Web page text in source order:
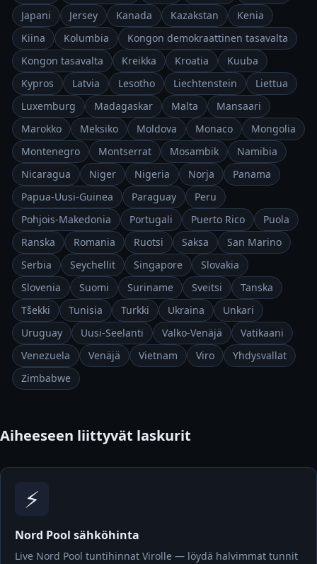
Japani
Jersey Kanada Kazakstan
Kenia
Kiina
Kolumbia
Kongon demokraattinen tasavalta
Kongon tasavalta
Kreikka Kroatia
Kuuba
Kypros
Latvia Lesotho Liechtenstein
Liettua
Luxemburg
Madagaskar Malta
Mansaari
Marokko
Meksiko Moldova Monaco
Mongolia
Montenegro
Montserrat Mosambik
Namibia
Nicaragua
Niger Nigeria Norja
Panama
Papua-Uusi-Guinea
Paraguay
Peru
Pohjois-Makedonia
Portugali Puerto Rico
Puola
Ranska
Romania Ruotsi Saksa
San Marino
Serbia
Seychellit Singapore
Slovakia
Slovenia
Suomi Suriname Sveitsi
Tanska
Tšekki
Tunisia Turkki Ukraina
Unkari
Uruguay
Uusi-Seelanti Valko-Venäjä
Vatikaani
Venezuela
Venäjä Vietnam Viro
Yhdysvallat
Zimbabwe
Aiheeseen liittyvät laskurit
⚡
Nord Pool sähköhinta
Live Nord Pool tuntihinnat Virolle — löydä halvimmat tunnit